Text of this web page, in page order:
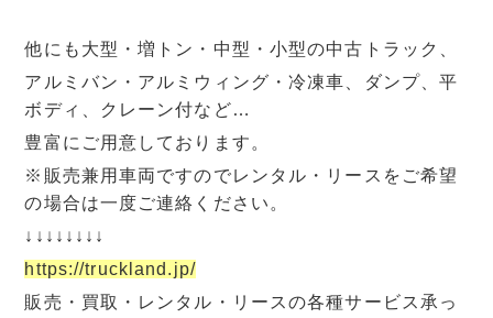
他にも大型・増トン・中型・小型の中古トラック、
アルミバン・アルミウィング・冷凍車、ダンプ、平
ボディ、クレーン付など…
豊富にご用意しております。
※販売兼用車両ですのでレンタル・リースをご希望
の場合は一度ご連絡ください。
↓↓↓↓↓↓↓↓
https://truckland.jp/
販売・買取・レンタル・リースの各種サービス承っ